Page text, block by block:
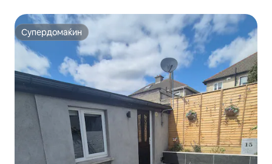
Супердомаќин
Супердомаќин